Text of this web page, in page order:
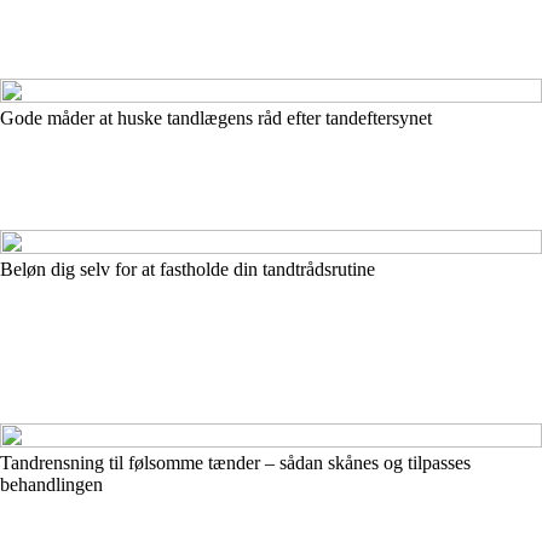
Gode måder at huske tandlægens råd efter tandeftersynet
Beløn dig selv for at fastholde din tandtrådsrutine
Tandrensning til følsomme tænder – sådan skånes og tilpasses
behandlingen